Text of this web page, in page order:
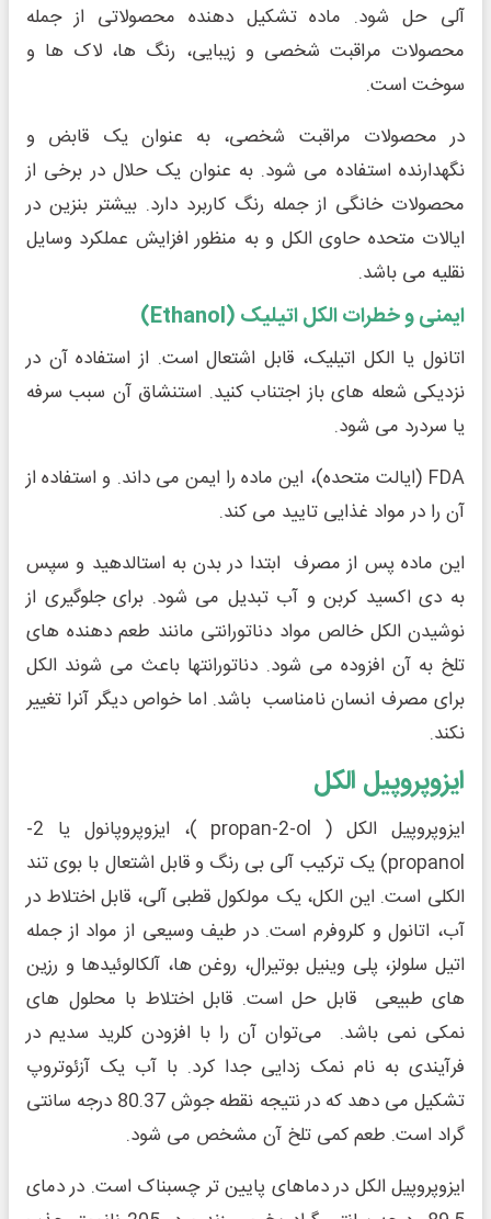
آلی حل شود. ماده تشکیل دهنده محصولاتی از جمله
محصولات مراقبت شخصی و زیبایی، رنگ ها، لاک ها و
سوخت است.
در محصولات مراقبت شخصی، به عنوان یک قابض و
نگهدارنده استفاده می شود. به عنوان یک حلال در برخی از
محصولات خانگی از جمله رنگ کاربرد دارد. بیشتر بنزین در
ایالات متحده حاوی الکل و به منظور افزایش عملکرد وسایل
نقلیه می باشد.
ایمنی و خطرات الکل اتیلیک (Ethanol)
اتانول یا الکل اتیلیک، قابل اشتعال است. از استفاده آن در
نزدیکی شعله های باز اجتناب کنید. استنشاق آن سبب سرفه
یا سردرد می شود.
FDA (ایالت متحده)، این ماده را ایمن می داند. و استفاده از
آن را در مواد غذایی تایید می کند.
این ماده پس از مصرف ابتدا در بدن به استالدهید و سپس
به دی اکسید کربن و آب تبدیل می شود. برای جلوگیری از
نوشیدن الکل خالص مواد دناتورانتی مانند طعم دهنده های
تلخ به آن افزوده می شود. دناتورانتها باعث می شوند الکل
برای مصرف انسان نامناسب باشد. اما خواص دیگر آنرا تغییر
نکند.
ایزوپروپیل الکل
ایزوپروپیل الکل ( propan-2-ol )، ایزوپروپانول یا 2-
propanol) یک ترکیب آلی بی رنگ و قابل اشتعال با بوی تند
الکلی است. این الکل، یک مولکول قطبی آلی، قابل اختلاط در
آب، اتانول و کلروفرم است. در طیف وسیعی از مواد از جمله
اتیل سلولز، پلی وینیل بوتیرال، روغن ها، آلکالوئیدها و رزین
های طبیعی قابل حل است. قابل اختلاط با محلول های
نمکی نمی باشد. می‌توان آن را با افزودن کلرید سدیم در
فرآیندی به نام نمک زدایی جدا کرد. با آب یک آزئوتروپ
تشکیل می دهد که در نتیجه نقطه جوش 80.37 درجه سانتی
گراد است. طعم کمی تلخ آن مشخص می شود.
ایزوپروپیل الکل در دماهای پایین تر چسبناک است. در دمای